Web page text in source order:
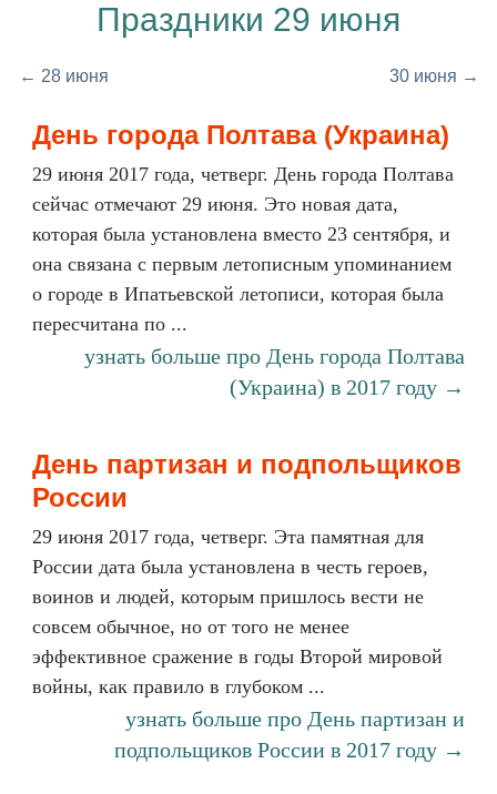
Праздники 29 июня
← 28 июня 30 июня →
День города Полтава (Украина)
29 июня 2017 года, четверг. День города Полтава
сейчас отмечают 29 июня. Это новая дата,
которая была установлена вместо 23 сентября, и
она связана с первым летописным упоминанием
о городе в Ипатьевской летописи, которая была
пересчитана по ...
узнать больше про День города Полтава
(Украина) в 2017 году →
День партизан и подпольщиков
России
29 июня 2017 года, четверг. Эта памятная для
России дата была установлена в честь героев,
воинов и людей, которым пришлось вести не
совсем обычное, но от того не менее
эффективное сражение в годы Второй мировой
войны, как правило в глубоком ...
узнать больше про День партизан и
подпольщиков России в 2017 году →